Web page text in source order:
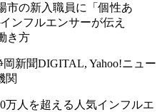
市の新入職員に「個性あ
ンフルエンサーが伝え
き方
新聞DIGITAL, Yahoo!ニュー
関
万人を超える人気インフルエ